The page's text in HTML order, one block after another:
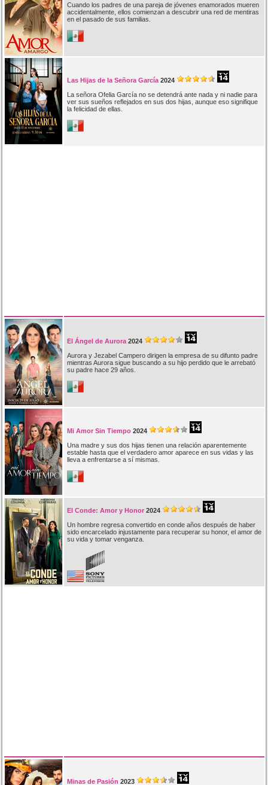
Cuando los padres de una pareja de jóvenes enamorados mueren
accidentalmente, ellos comienzan a descubrir una red de mentiras
en el pasado de sus familias.
Las Hijas de la Señora García 2024
La señora Ofelia García no se detendrá ante nada y ni nadie para
ver sus sueños reflejados en sus dos hijas, aunque eso signifique
la felicidad de ellas.
El Ángel de Aurora 2024
Aurora y Jezabel Campero dirigen la empresa de su difunto padre
mientras Aurora sigue buscando a su hijo perdido que le arrebató
su padre hace 29 años.
Mi Amor Sin Tiempo 2024
Una madre y sus dos hijas tienen una relación aparentemente
estable hasta que el verdadero amor aparece en sus vidas y las
lleva a enfrentarse a sí mismas.
El Conde: Amor y Honor 2024
Un hombre regresa convertido en conde años después de haber
sido encarcelado injustamente para recuperar su honor, el amor de
su vida y tomar venganza.
Minas de Pasión 2023